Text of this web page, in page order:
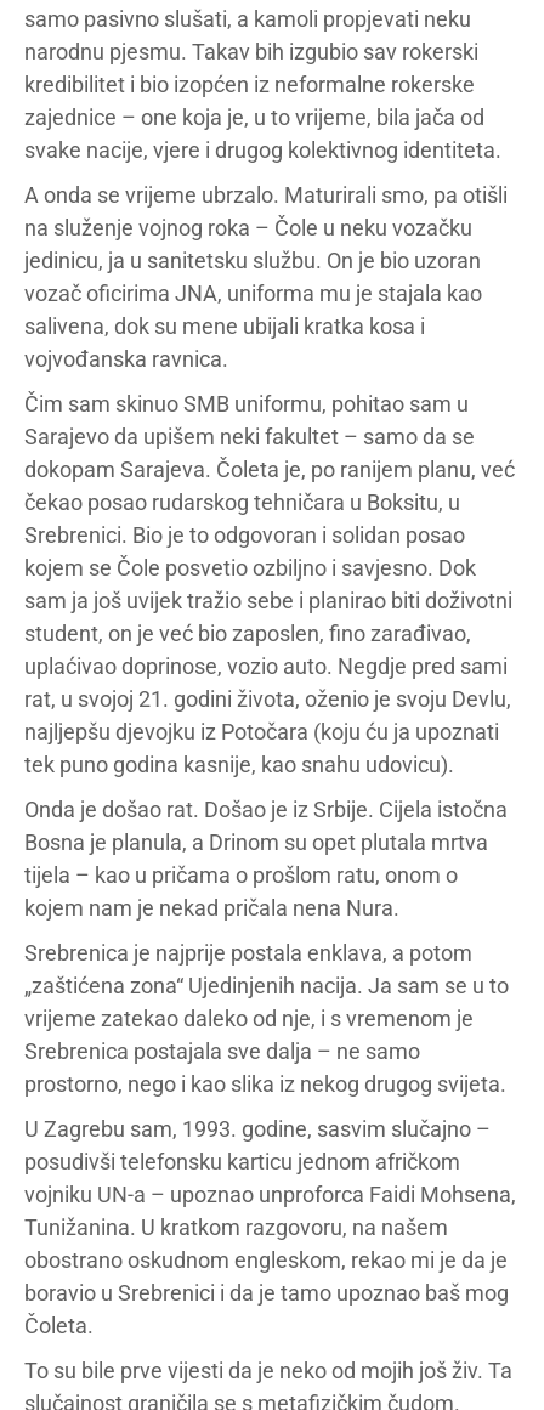
samo pasivno slušati, a kamoli propjevati neku
narodnu pjesmu. Takav bih izgubio sav rokerski
kredibilitet i bio izopćen iz neformalne rokerske
zajednice – one koja je, u to vrijeme, bila jača od
svake nacije, vjere i drugog kolektivnog identiteta.
A onda se vrijeme ubrzalo. Maturirali smo, pa otišli
na služenje vojnog roka – Čole u neku vozačku
jedinicu, ja u sanitetsku službu. On je bio uzoran
vozač oficirima JNA, uniforma mu je stajala kao
salivena, dok su mene ubijali kratka kosa i
vojvođanska ravnica.
Čim sam skinuo SMB uniformu, pohitao sam u
Sarajevo da upišem neki fakultet – samo da se
dokopam Sarajeva. Čoleta je, po ranijem planu, već
čekao posao rudarskog tehničara u Boksitu, u
Srebrenici. Bio je to odgovoran i solidan posao
kojem se Čole posvetio ozbiljno i savjesno. Dok
sam ja još uvijek tražio sebe i planirao biti doživotni
student, on je već bio zaposlen, fino zarađivao,
uplaćivao doprinose, vozio auto. Negdje pred sami
rat, u svojoj 21. godini života, oženio je svoju Devlu,
najljepšu djevojku iz Potočara (koju ću ja upoznati
tek puno godina kasnije, kao snahu udovicu).
Onda je došao rat. Došao je iz Srbije. Cijela istočna
Bosna je planula, a Drinom su opet plutala mrtva
tijela – kao u pričama o prošlom ratu, onom o
kojem nam je nekad pričala nena Nura.
Srebrenica je najprije postala enklava, a potom
„zaštićena zona“ Ujedinjenih nacija. Ja sam se u to
vrijeme zatekao daleko od nje, i s vremenom je
Srebrenica postajala sve dalja – ne samo
prostorno, nego i kao slika iz nekog drugog svijeta.
U Zagrebu sam, 1993. godine, sasvim slučajno –
posudivši telefonsku karticu jednom afričkom
vojniku UN-a – upoznao unproforca Faidi Mohsena,
Tunižanina. U kratkom razgovoru, na našem
obostrano oskudnom engleskom, rekao mi je da je
boravio u Srebrenici i da je tamo upoznao baš mog
Čoleta.
To su bile prve vijesti da je neko od mojih još živ. Ta
slučajnost graničila se s metafizičkim čudom.